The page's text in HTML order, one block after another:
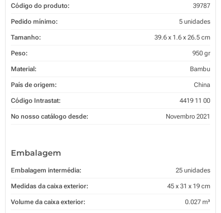
Código do produto: 39787
Pedido mínimo: 5 unidades
Tamanho: 39.6 x 1.6 x 26.5 cm
Peso: 950 gr
Material: Bambu
País de origem: China
Código Intrastat: 4419 11 00
No nosso catálogo desde: Novembro 2021
Embalagem
Embalagem intermédia: 25 unidades
Medidas da caixa exterior: 45 x 31 x 19 cm
Volume da caixa exterior: 0.027 m³